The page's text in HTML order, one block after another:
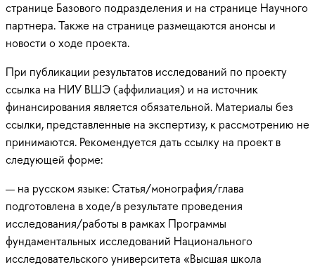
странице Базового подразделения и на странице Научного
партнера. Также на странице размещаются анонсы и
новости о ходе проекта.
При публикации результатов исследований по проекту
ссылка на НИУ ВШЭ (аффилиация) и на источник
финансирования является обязательной. Материалы без
ссылки, представленные на экспертизу, к рассмотрению не
принимаются. Рекомендуется дать ссылку на проект в
следующей форме:
— на русском языке: Статья/монография/глава
подготовлена в ходе/в результате проведения
исследования/работы в рамках Программы
фундаментальных исследований Национального
исследовательского университета «Высшая школа